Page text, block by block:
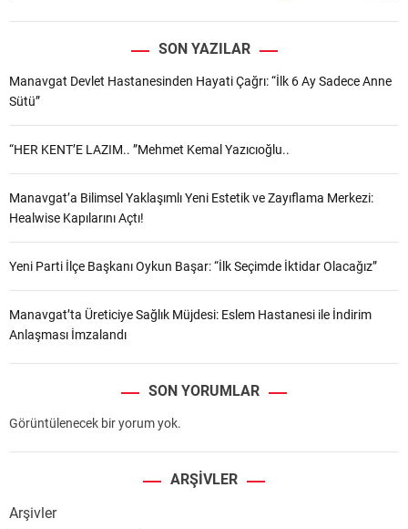
SON YAZILAR
Manavgat Devlet Hastanesinden Hayati Çağrı: “İlk 6 Ay Sadece Anne
Sütü”
“HER KENT’E LAZIM.. ”Mehmet Kemal Yazıcıoğlu..
Manavgat’a Bilimsel Yaklaşımlı Yeni Estetik ve Zayıflama Merkezi:
Healwise Kapılarını Açtı!
Yeni Parti İlçe Başkanı Oykun Başar: “İlk Seçimde İktidar Olacağız”
Manavgat’ta Üreticiye Sağlık Müjdesi: Eslem Hastanesi ile İndirim
Anlaşması İmzalandı
SON YORUMLAR
Görüntülenecek bir yorum yok.
ARŞIVLER
Arşivler